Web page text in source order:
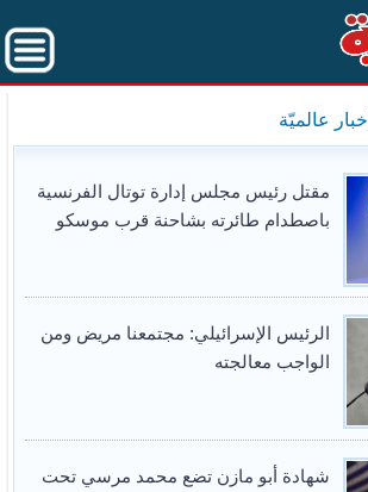
أخبار عالميّة
مقتل رئيس مجلس إدارة توتال الفرنسية
باصطدام طائرته بشاحنة قرب موسكو
الرئيس الإسرائيلي: مجتمعنا مريض ومن
الواجب معالجته
شهادة أبو مازن تضع محمد مرسي تحت